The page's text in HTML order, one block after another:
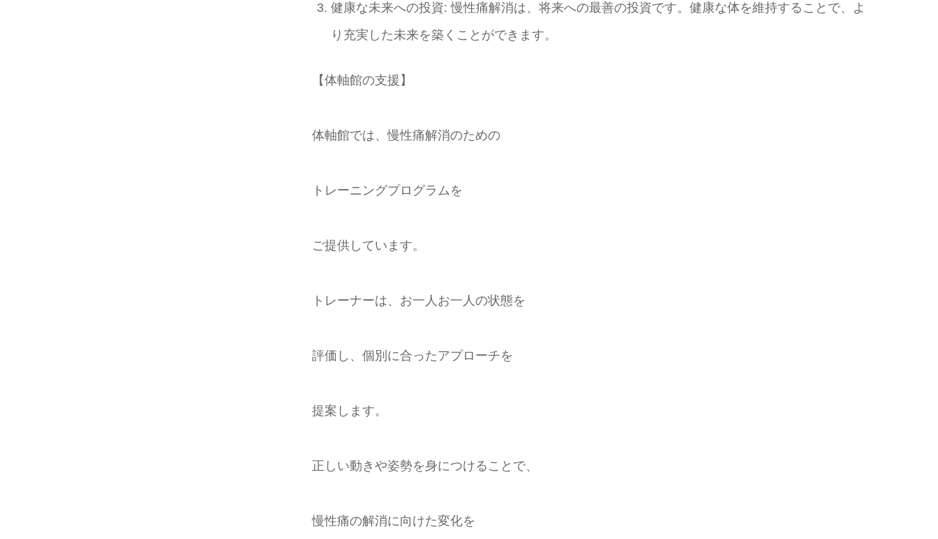
健康な未来への投資:慢性痛解消は、将来への最善の投資です。健康な体を維持することで、よ
り充実した未来を築くことができます。
【体軸館の支援】
体軸館では、慢性痛解消のための
トレーニングプログラムを
ご提供しています。
トレーナーは、お一人お一人の状態を
評価し、個別に合ったアプローチを
提案します。
正しい動きや姿勢を身につけることで、
慢性痛の解消に向けた変化を